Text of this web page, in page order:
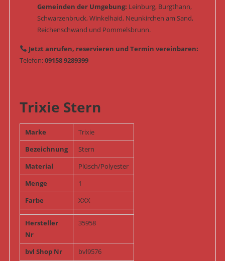
Gemeinden der Umgebung: Leinburg, Burgthann,
Schwarzenbruck, Winkelhaid, Neunkirchen am Sand,
Reichenschwand und Pommelsbrunn.
Jetzt anrufen, reservieren und Termin vereinbaren:
Telefon:09158 9289399
Trixie Stern
Marke
Trixie
Bezeichnung
Stern
Material
Plüsch/Polyester
Menge
1
Farbe
XXX
Hersteller
Nr
35958
bvl Shop Nr
bvl9576